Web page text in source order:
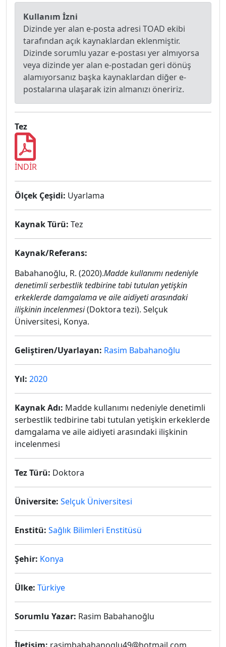
Kullanım İzni
Dizinde yer alan e-posta adresi TOAD ekibi
tarafından açık kaynaklardan eklenmiştir.
Dizinde sorumlu yazar e-postası yer almıyorsa
veya dizinde yer alan e-postadan geri dönüş
alamıyorsanız başka kaynaklardan diğer e-
postalarına ulaşarak izin almanızı öneririz.
Tez
İNDİR
Ölçek Çeşidi: Uyarlama
Kaynak Türü: Tez
Kaynak/Referans:
Babahanoğlu, R. (2020).Madde kullanımı nedeniyle
denetimli serbestlik tedbirine tabi tutulan yetişkin
erkeklerde damgalama ve aile aidiyeti arasındaki
ilişkinin incelenmesi(Doktora tezi). Selçuk
Üniversitesi, Konya.
Geliştiren/Uyarlayan: Rasim Babahanoğlu
Yıl: 2020
Kaynak Adı: Madde kullanımı nedeniyle denetimli
serbestlik tedbirine tabi tutulan yetişkin erkeklerde
damgalama ve aile aidiyeti arasındaki ilişkinin
incelenmesi
Tez Türü: Doktora
Üniversite: Selçuk Üniversitesi
Enstitü: Sağlık Bilimleri Enstitüsü
Şehir: Konya
Ülke: Türkiye
Sorumlu Yazar: Rasim Babahanoğlu